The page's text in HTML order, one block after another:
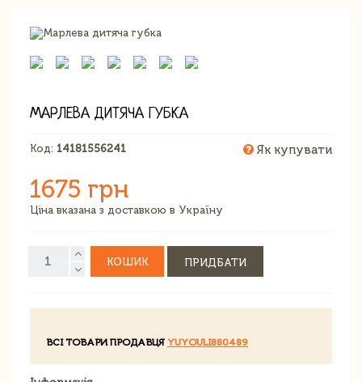
МАРЛЕВА ДИТЯЧА ГУБКА
Код: 14181556241 Як купувати
1675 грн
Ціна вказана з доставкою в Україну
КОШИК ПРИДБАТИ
ВСІ ТОВАРИ ПРОДАВЦЯ YUYOULI880489